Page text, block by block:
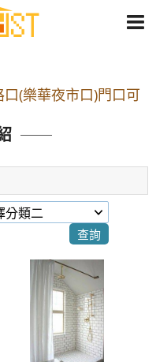
(樂華夜市口)門口可
口】往中山路1段139
號約10分鐘
友 請親愛的客戶加入
帳號@a0975005573
(樂華夜市口)門口可
口】往中山路1段139
號約10分鐘
請親愛的客戶加入